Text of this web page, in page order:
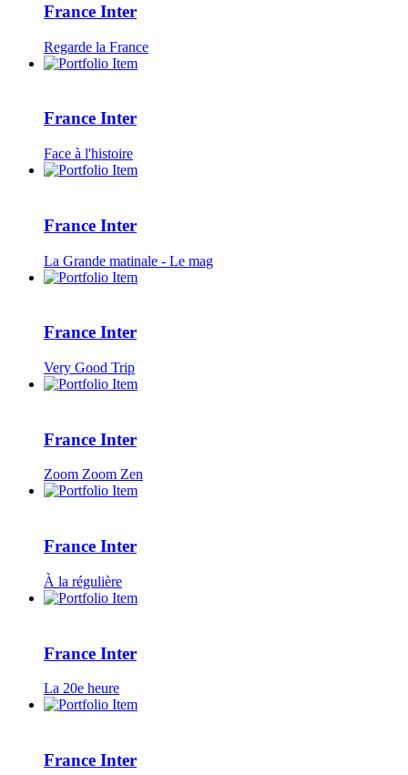
France Inter
Regarde la France
France Inter
Face à l'histoire
France Inter
La Grande matinale - Le mag
France Inter
Very Good Trip
France Inter
Zoom Zoom Zen
France Inter
À la régulière
France Inter
La 20e heure
France Inter